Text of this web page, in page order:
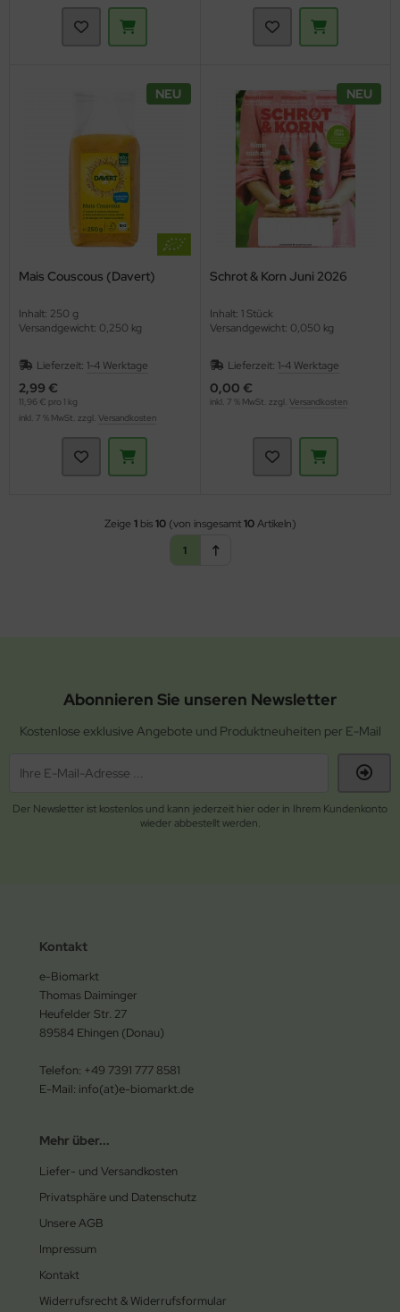
NEU
Mais Couscous (Davert)
Inhalt: 250 g
Versandgewicht: 0,250 kg
Lieferzeit: 1-4 Werktage
2,99 €
11,96 € pro 1 kg
inkl. 7 % MwSt. zzgl. Versandkosten
NEU
Schrot & Korn Juni 2026
Inhalt: 1 Stück
Versandgewicht: 0,050 kg
Lieferzeit: 1-4 Werktage
0,00 €
inkl. 7 % MwSt. zzgl. Versandkosten
Zeige 1bis10(von insgesamt10Artikeln)
1
Abonnieren Sie unseren Newsletter
Kostenlose exklusive Angebote und Produktneuheiten per E-Mail
Der Newsletter ist kostenlos und kann jederzeit hier oder in Ihrem Kundenkonto
wieder abbestellt werden.
Kontakt
e-Biomarkt
Thomas Daiminger
Heufelder Str. 27
89584 Ehingen (Donau)
Telefon: +49 7391 777 8581
E-Mail: info(at)e-biomarkt.de
Mehr über...
Liefer- und Versandkosten
Privatsphäre und Datenschutz
Unsere AGB
Impressum
Kontakt
Widerrufsrecht & Widerrufsformular